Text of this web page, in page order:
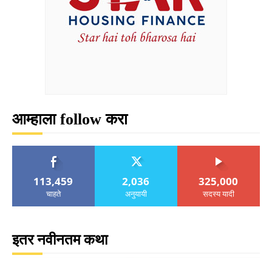
आम्हाला follow करा
113,459
चाहते
2,036
अनुयायी
325,000
सदस्य यादी
इतर नवीनतम कथा